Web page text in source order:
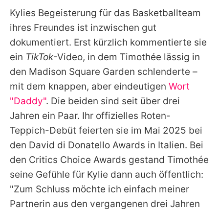
Kylies Begeisterung für das Basketballteam
ihres Freundes ist inzwischen gut
dokumentiert. Erst kürzlich kommentierte sie
ein TikTok-Video, in dem Timothée lässig in
den Madison Square Garden schlenderte –
mit dem knappen, aber eindeutigen Wort
"Daddy". Die beiden sind seit über drei
Jahren ein Paar. Ihr offizielles Roten-
Teppich-Debüt feierten sie im Mai 2025 bei
den David di Donatello Awards in Italien. Bei
den Critics Choice Awards gestand Timothée
seine Gefühle für Kylie dann auch öffentlich:
"Zum Schluss möchte ich einfach meiner
Partnerin aus den vergangenen drei Jahren